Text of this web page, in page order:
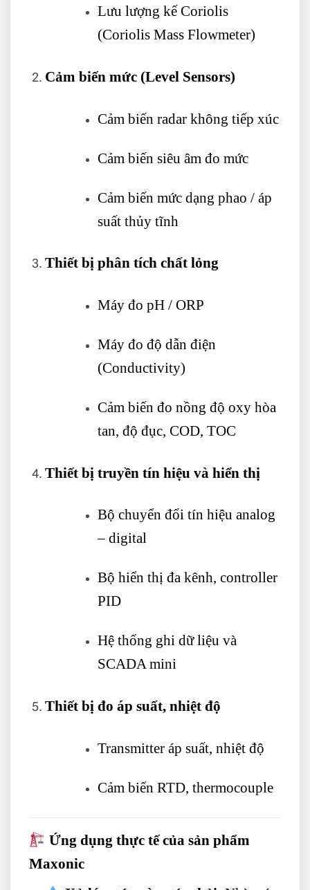
Lưu lượng kế Coriolis
(Coriolis Mass Flowmeter)
Cảm biến mức (Level Sensors)
Cảm biến radar không tiếp xúc
Cảm biến siêu âm đo mức
Cảm biến mức dạng phao / áp
suất thủy tĩnh
Thiết bị phân tích chất lỏng
Máy đo pH / ORP
Máy đo độ dẫn điện
(Conductivity)
Cảm biến đo nồng độ oxy hòa
tan, độ đục, COD, TOC
Thiết bị truyền tín hiệu và hiển thị
Bộ chuyển đổi tín hiệu analog
– digital
Bộ hiển thị đa kênh, controller
PID
Hệ thống ghi dữ liệu và
SCADA mini
Thiết bị đo áp suất, nhiệt độ
Transmitter áp suất, nhiệt độ
Cảm biến RTD, thermocouple
Ứng dụng thực tế của sản phẩm
Maxonic